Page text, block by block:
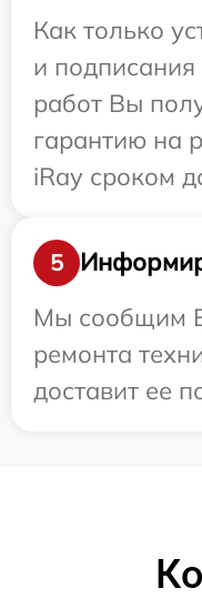
Как только
и
работ Вы
гарантию на
iRay сроком
5
Мы сообщим
ремонта
доставит ее